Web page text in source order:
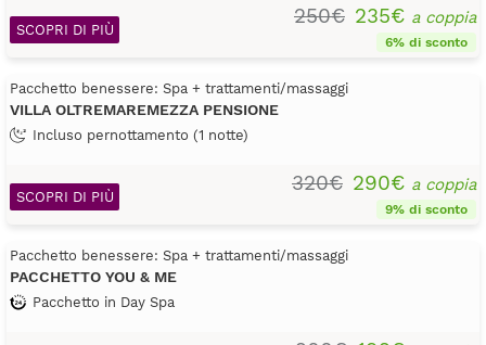
250€ 235€ a coppia
6% di sconto
SCOPRI DI PIÙ
Pacchetto benessere: Spa + trattamenti/massaggi
VILLA OLTREMAREMEZZA PENSIONE
Incluso pernottamento (1 notte)
320€ 290€ a coppia
9% di sconto
SCOPRI DI PIÙ
Pacchetto benessere: Spa + trattamenti/massaggi
PACCHETTO YOU & ME
Pacchetto in Day Spa